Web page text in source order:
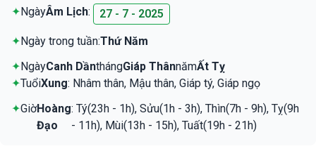
✦NgàyÂm Lịch: 27 - 7 - 2025
✦Ngày trong tuần:Thứ Năm
✦NgàyCanh DầnthángGiáp ThânnămẤt Tỵ
✦TuổiXung: Nhâm thân, Mậu thân, Giáp tý, Giáp ngọ
✦GiờHoàng
Đạo
: Tý(23h - 1h), Sửu(1h - 3h), Thìn(7h - 9h), Tỵ(9h
- 11h), Mùi(13h - 15h), Tuất(19h - 21h)